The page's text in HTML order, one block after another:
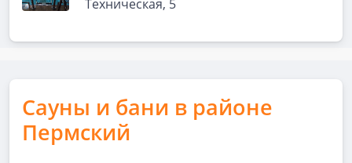
Техническая, 5
Сауны и бани в районе
Пермский